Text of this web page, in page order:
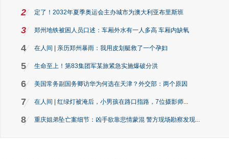
2 定了！2032年夏季奥运会主办城市为澳大利亚布里斯班
3 郑州地铁被困人员口述：车厢外水有一人多高 车厢内缺氧
4 在人间 | 亲历郑州暴雨：我用皮划艇救了一个孕妇
5 生命至上！第83集团军某旅紧急实施爆破分洪
6 美国常务副国务卿访华为何选在天津？外交部：两个原因
7 在人间 | 红绿灯被淹后，小男孩在路口指路，7位摄影师...
8 重庆姐弟坠亡案细节：凶手欲靠悲情蒙混 警方现场勘察发现...